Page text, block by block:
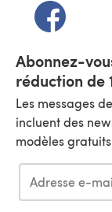
(s'ouvre
Abonnez-
réduction de
Les messages
incluent des
modèles